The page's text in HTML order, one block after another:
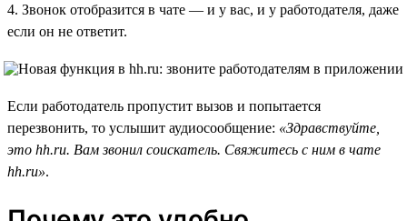
4. Звонок отобразится в чате — и у вас, и у работодателя, даже
если он не ответит.
Если работодатель пропустит вызов и попытается
перезвонить, то услышит аудиосообщение: «Здравствуйте,
это hh.ru. Вам звонил соискатель. Свяжитесь с ним в чате
hh.ru».